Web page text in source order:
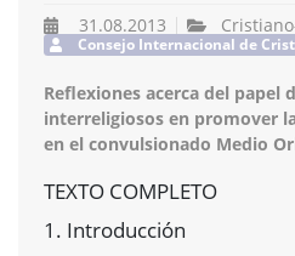
31.08.2013
Consejo Internacional de
Reflexiones acerca del papel
interreligiosos en promover
en el convulsionado Medio
TEXTO COMPLETO
1. Introducción